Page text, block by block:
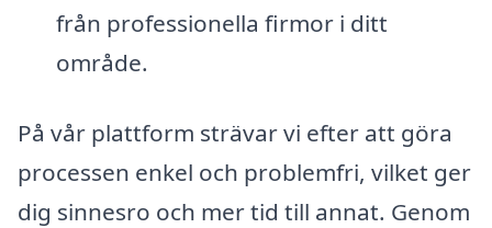
från professionella firmor i ditt
område.
På vår plattform strävar vi efter att göra
processen enkel och problemfri, vilket ger
dig sinnesro och mer tid till annat. Genom